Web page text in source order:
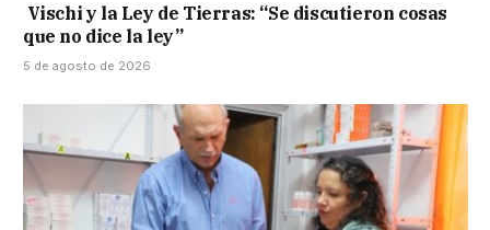
Vischi y la Ley de Tierras: “Se discutieron cosas
que no dice la ley”
5 de agosto de 2026